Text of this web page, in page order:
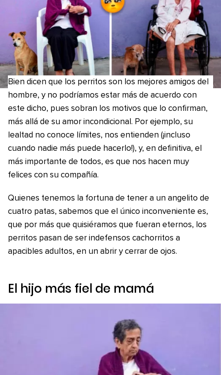
Bien dicen que los perritos son los mejores amigos del
hombre, y no podríamos estar más de acuerdo con
este dicho, pues sobran los motivos que lo confirman,
más allá de su amor incondicional. Por ejemplo, su
lealtad no conoce límites, nos entienden (¡incluso
cuando nadie más puede hacerlo!), y, en definitiva, el
más importante de todos, es que nos hacen muy
felices con su compañía.
Quienes tenemos la fortuna de tener a un angelito de
cuatro patas, sabemos que el único inconveniente es,
que por más que quisiéramos que fueran eternos, los
perritos pasan de ser indefensos cachorritos a
apacibles adultos, en un abrir y cerrar de ojos.
El hijo más fiel de mamá